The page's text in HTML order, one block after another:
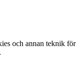
och annan teknik för